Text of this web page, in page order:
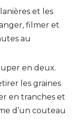
et les
filmer et
au
en deux.
les graines
en tranches et
d’un couteau